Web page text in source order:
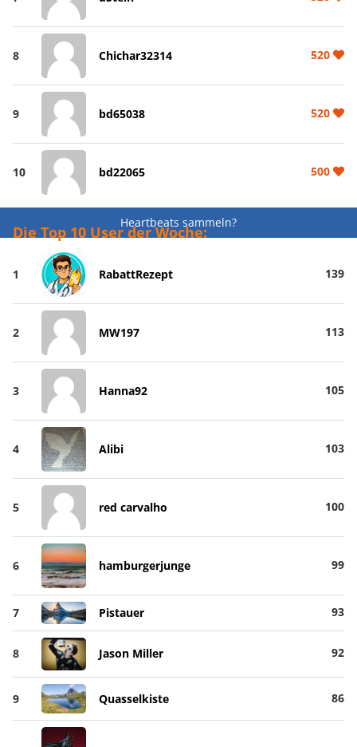
8 Chichar32314 520
9 bd65038 520
10 bd22065 500
Heartbeats sammeln?
Die Top 10 User der Woche:
1 RabattRezept 139
2 MW197 113
3 Hanna92 105
4 Alibi 103
5 red carvalho 100
6 hamburgerjunge 99
7 Pistauer 93
8 Jason Miller 92
9 Quasselkiste 86